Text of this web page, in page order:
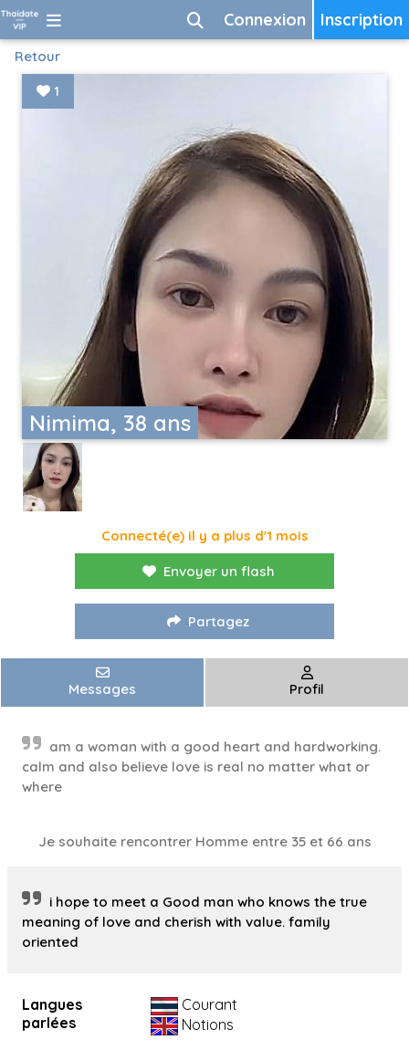
Inscription
Connexion
Retour
Nimima, 38 ans
1
Connecté(e) il y a plus d'1 mois
Envoyer un flash
Partagez
Messages Profil
am a woman with a good heart and hardworking.
calm and also believe love is real no matter what or
where
Je souhaite rencontrer Homme entre 35 et 66 ans
i hope to meet a Good man who knows the true
meaning of love and cherish with value. family
oriented
Langues
parlées
Courant
Notions